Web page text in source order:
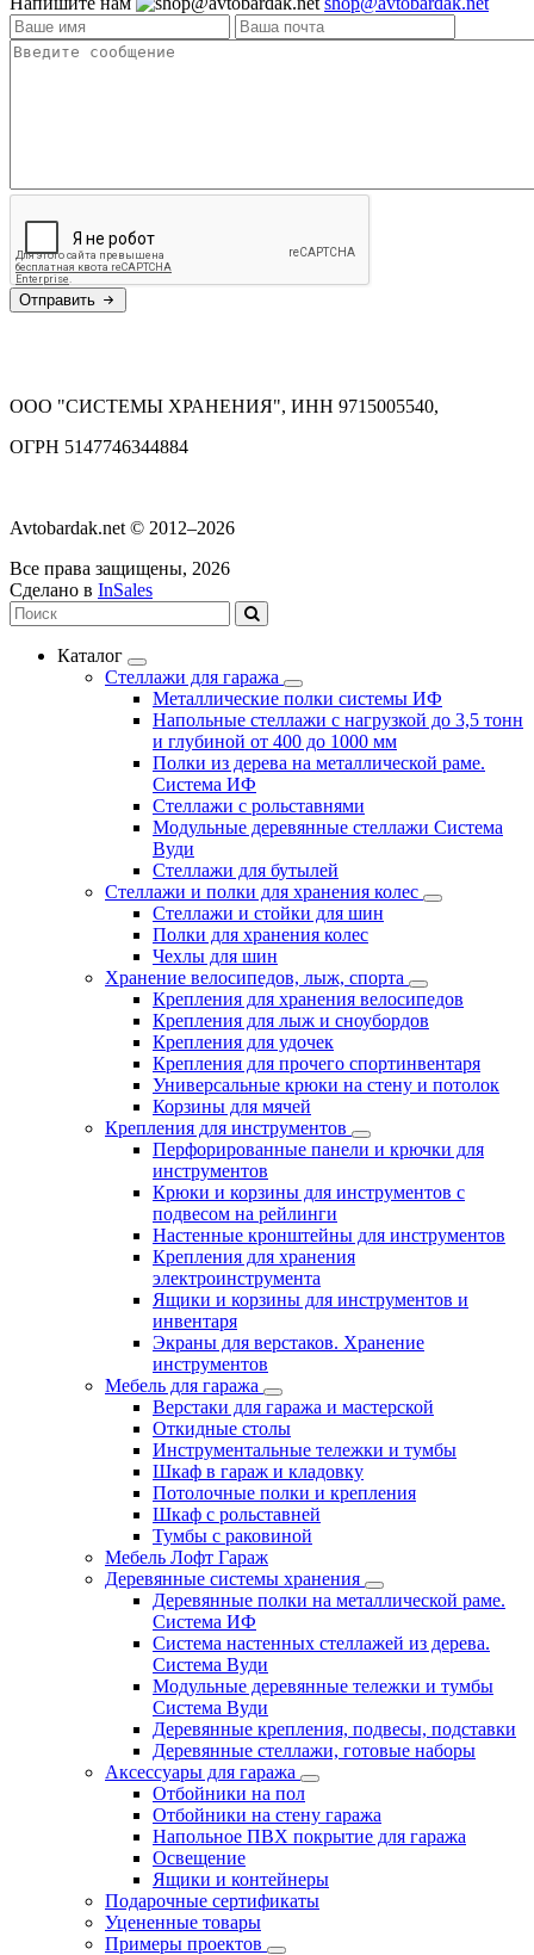
Отправить
ООО "СИСТЕМЫ ХРАНЕНИЯ", ИНН 9715005540,
ОГРН 5147746344884
Avtobardak.net © 2012–2026
Все права защищены, 2026
Сделано в InSales
Каталог
Стеллажи для гаража
Металлические полки системы ИФ
Напольные стеллажи с нагрузкой до 3,5 тонн
и глубиной от 400 до 1000 мм
Полки из дерева на металлической раме.
Система ИФ
Стеллажи с рольставнями
Модульные деревянные стеллажи Система
Вуди
Стеллажи для бутылей
Стеллажи и полки для хранения колес
Стеллажи и стойки для шин
Полки для хранения колес
Чехлы для шин
Хранение велосипедов, лыж, спорта
Крепления для хранения велосипедов
Крепления для лыж и сноубордов
Крепления для удочек
Крепления для прочего спортинвентаря
Универсальные крюки на стену и потолок
Корзины для мячей
Крепления для инструментов
Перфорированные панели и крючки для
инструментов
Крюки и корзины для инструментов с
подвесом на рейлинги
Настенные кронштейны для инструментов
Крепления для хранения
электроинструмента
Ящики и корзины для инструментов и
инвентаря
Экраны для верстаков. Хранение
инструментов
Мебель для гаража
Верстаки для гаража и мастерской
Откидные столы
Инструментальные тележки и тумбы
Шкаф в гараж и кладовку
Потолочные полки и крепления
Шкаф с рольставней
Тумбы с раковиной
Мебель Лофт Гараж
Деревянные системы хранения
Деревянные полки на металлической раме.
Система ИФ
Система настенных стеллажей из дерева.
Система Вуди
Модульные деревянные тележки и тумбы
Система Вуди
Деревянные крепления, подвесы, подставки
Деревянные стеллажи, готовые наборы
Аксессуары для гаража
Отбойники на пол
Отбойники на стену гаража
Напольное ПВХ покрытие для гаража
Освещение
Ящики и контейнеры
Подарочные сертификаты
Уцененные товары
Примеры проектов